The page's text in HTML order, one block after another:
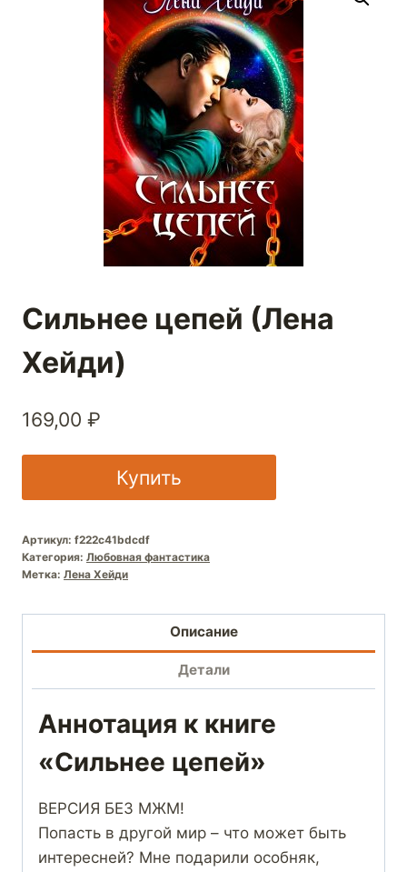
Сильнее цепей (Лена
Хейди)
169,00 ₽
Купить
Артикул: f222c41bdcdf
Категория: Любовная фантастика
Метка: Лена Хейди
Описание
Детали
Аннотация к книге
«Сильнее цепей»
ВЕРСИЯ БЕЗ МЖМ!
Попасть в другой мир – что может быть
интересней? Мне подарили особняк,